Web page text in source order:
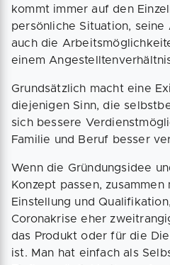
kommt immer auf den
persönliche Situation, seine
auch die
einem
Grundsätzlich macht eine
diejenigen Sinn, die
sich bessere
Familie und Beruf besser
Wenn die Gründungsidee
Konzept passen,
Einstellung und
Coronakrise eher
das Produkt oder für die
ist. Man hat einfach als